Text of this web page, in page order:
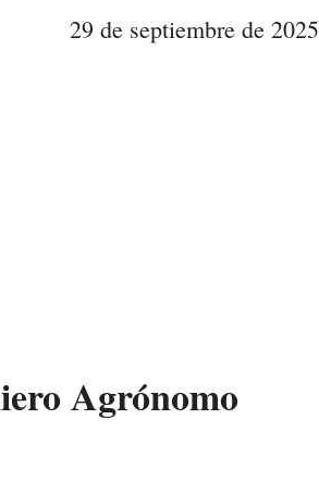
29 de septiembre de 2025
Agrónomo